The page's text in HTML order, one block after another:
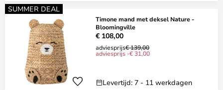
SUMMER DEAL
Timone mand met deksel Nature -
Bloomingville
€ 108,00
adviesprijs€ 139,00
adviesprijs -€ 31,00
Levertijd: 7 - 11 werkdagen